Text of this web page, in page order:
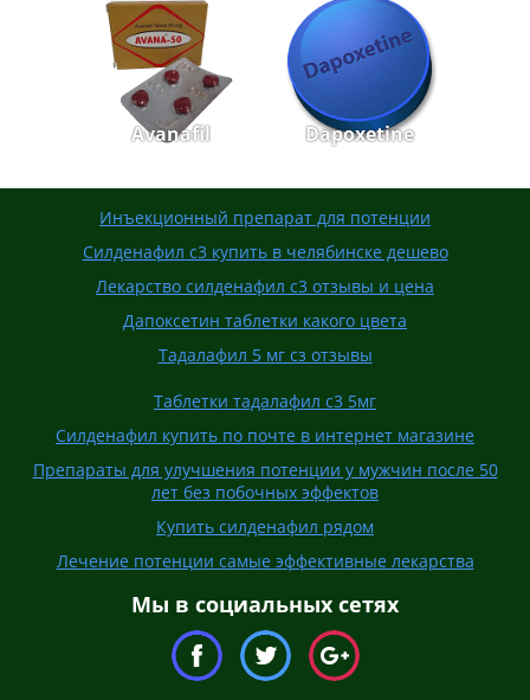
Avanafil Dapoxetine
Инъекционный препарат для потенции
Силденафил с3 купить в челябинске дешево
Лекарство силденафил с3 отзывы и цена
Дапоксетин таблетки какого цвета
Тадалафил 5 мг сз отзывы
Таблетки тадалафил с3 5мг
Силденафил купить по почте в интернет магазине
Препараты для улучшения потенции у мужчин после 50
лет без побочных эффектов
Купить силденафил рядом
Лечение потенции самые эффективные лекарства
Мы в социальных сетях